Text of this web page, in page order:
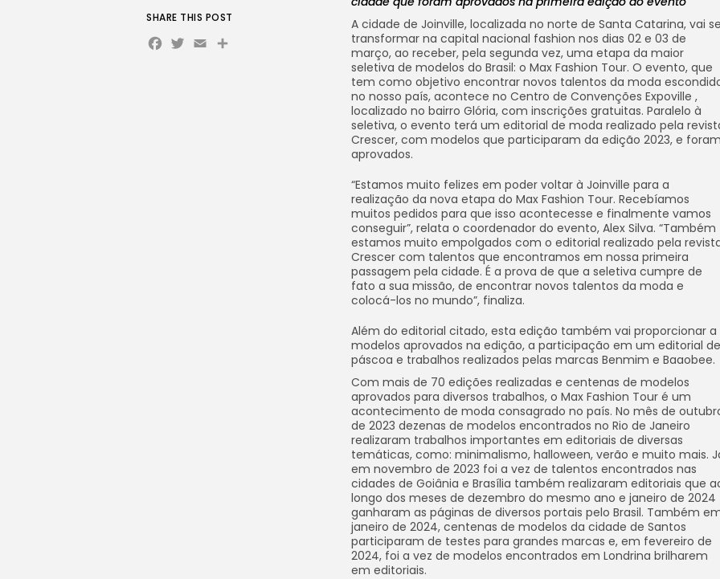
A cidade de Joinville, localizada no norte de Santa Catarina, vai
transformar na capital nacional fashion nos dias 02 e 03 de
março, ao receber, pela segunda vez, uma etapa da maior
seletiva de modelos do Brasil: o Max Fashion Tour. O evento, que
tem como objetivo encontrar novos talentos da moda
no nosso país, acontece no Centro de Convenções Expoville ,
localizado no bairro Glória, com inscrições gratuitas. Paralelo à
seletiva, o evento terá um editorial de moda realizado pela
Crescer, com modelos que participaram da edição 2023, e
aprovados.
“Estamos muito felizes em poder voltar à Joinville para a
realização da nova etapa do Max Fashion Tour. Recebíamos
muitos pedidos para que isso acontecesse e finalmente vamos
conseguir”, relata o coordenador do evento, Alex Silva. “Também
estamos muito empolgados com o editorial realizado pela
Crescer com talentos que encontramos em nossa primeira
passagem pela cidade. É a prova de que a seletiva cumpre de
fato a sua missão, de encontrar novos talentos da moda e
colocá-los no mundo”, finaliza.
Além do editorial citado, esta edição também vai proporcionar a
modelos aprovados na edição, a participação em um editorial de
páscoa e trabalhos realizados pelas marcas Benmim e Baaobee.
Com mais de 70 edições realizadas e centenas de modelos
aprovados para diversos trabalhos, o Max Fashion Tour é um
acontecimento de moda consagrado no país. No mês de
de 2023 dezenas de modelos encontrados no Rio de Janeiro
realizaram trabalhos importantes em editoriais de diversas
temáticas, como: minimalismo, halloween, verão e muito mais.
em novembro de 2023 foi a vez de talentos encontrados nas
cidades de Goiânia e Brasília também realizaram editoriais que
longo dos meses de dezembro do mesmo ano e janeiro de 2024
ganharam as páginas de diversos portais pelo Brasil. Também
janeiro de 2024, centenas de modelos da cidade de Santos
participaram de testes para grandes marcas e, em fevereiro de
2024, foi a vez de modelos encontrados em Londrina brilharem
em editoriais.
SHARE THIS POST
Facebook
Twitter
EmailShare